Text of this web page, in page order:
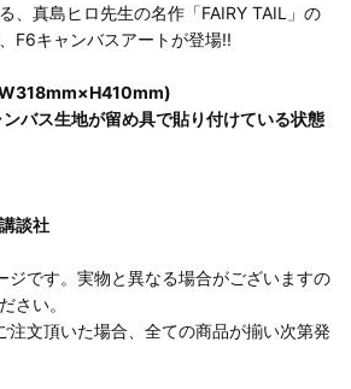
、真島ヒロ先生の名作「FAIRY TAIL」の
F6キャンバスアートが登場!!
バス生地が留め具で貼り付けている状態
談社
ジです。実物と異なる場合がございますの
さい。
注文頂いた場合、全ての商品が揃い次第発